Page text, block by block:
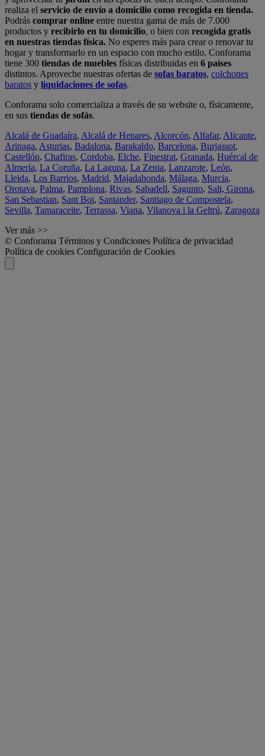
realiza el servicio de envío a domicilio como recogida en tienda.
Podrás comprar online entre nuestra gama de más de 7.000
productos y recibirlo en tu domicilio, o bien con recogida gratis
en nuestras tiendas física. No esperes más para crear o renovar tu
hogar y transformarlo en un espacio con mucho estilo. Conforama
tiene 300 tiendas de muebles físicas distribuidas en 6 países
distintos. Aproveche nuestras ofertas de sofas baratos, colchones
baratos y liquidaciones de sofas.
Conforama solo comercializa a través de su website o, físicamente,
en sus tiendas de sofás.
Alcalá de Guadaíra, Alcalá de Henares, Alcorcón, Alfafar, Alicante,
Arinaga, Asturias, Badalona, Barakaldo, Barcelona, Burjassot,
Castellón, Chafiras, Cordoba, Elche, Finestrat, Granada, Huércal de
Almería, La Coruña, La Laguna, La Zenia, Lanzarote, León,
Lleida, Los Barrios, Madrid, Majadahonda, Málaga, Murcia,
Orotava, Palma, Pamplona, Rivas, Sabadell, Sagunto, Salt, Girona,
San Sebastian, Sant Boi, Santander, Santiago de Compostela,
Sevilla, Tamaraceite, Terrassa, Viana, Vilanova i la Geltrú, Zaragoza
Ver más >>
© Conforama Términos y Condiciones Política de privacidad
Política de cookies Configuración de Cookies